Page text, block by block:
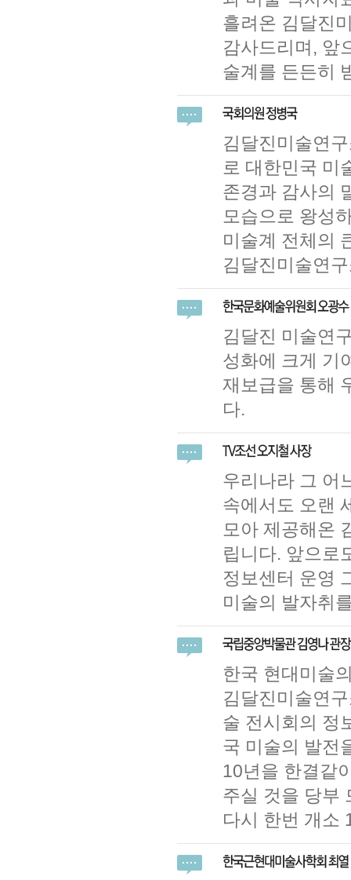
흘려온 김달진
감사드리며, 앞
술계를 든든히
김달진미술연
로 대한민국 미
존경과 감사의
모습으로 왕성
미술계 전체의
김달진미술연
김달진 미술연
성화에 크게 기
재보급을 통해
다.
우리나라 그 어
속에서도 오랜
모아 제공해온
립니다. 앞으로
정보센터 운영
미술의 발자취
한국 현대미술
김달진미술연
술 전시회의 정
국 미술의 발전
10년을 한결같
주실 것을 당부
다시 한번 개소